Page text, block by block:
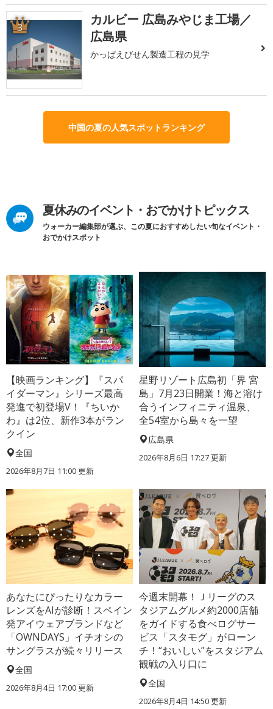
3
カルビー 広島みやじま工場／
広島県
かっぱえびせん製造工程の見学
中国の夏の人気スポットランキング
夏休みのイベント・おでかけトピックス
ウォーカー編集部が選ぶ、この夏におすすめしたい旬なイベント・
おでかけスポット
【映画ランキング】『スパ
イダーマン』シリーズ最高
発進で初登場V！『ちいか
わ』は2位、新作3本がラン
クイン
全国
2026年8月7日 11:00更新
星野リゾート広島初「界 宮
島」7月23日開業！海と溶け
合うインフィニティ温泉、
全54室から島々を一望
広島県
2026年8月6日 17:27更新
あなたにぴったりなカラー
レンズをAIが診断！スペイン
発アイウェアブランドなど
「OWNDAYS」イチオシの
サングラスが続々リリース
全国
2026年8月4日 17:00更新
今週末開幕！Ｊリーグのス
タジアムグルメ約2000店舗
をガイドする食べログサー
ビス「スタモグ」がローン
チ！“おいしい”をスタジアム
観戦の入り口に
全国
2026年8月4日 14:50更新